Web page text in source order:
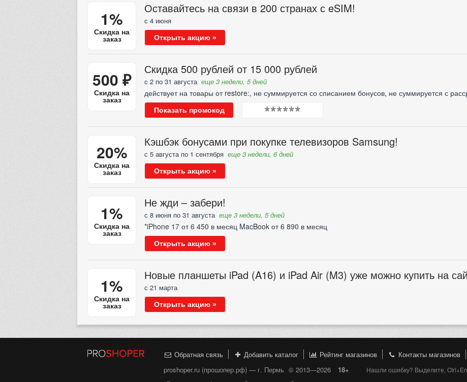
1%
Скидка на
заказ
Оставайтесь на связи в 200 странах с eSIM!
с 4 июня
Открыть акцию »
500 ₽
Скидка на
заказ
Скидка 500 рублей от 15 000 рублей
с 2 по 31 августа еще 3 недели, 5 дней
действует на товары от restore:, не суммируется со списанием бонусов, не суммируется с
Показать промокод
******
20%
Скидка на
заказ
Кэшбэк бонусами при покупке телевизоров Samsung!
с 5 августа по 1 сентября еще 3 недели, 6 дней
Открыть акцию »
1%
Скидка на
заказ
Не жди – забери!
с 8 июня по 31 августа еще 3 недели, 5 дней
*iPhone 17 от 6 450 в месяц MacBook от 6 890 в месяц
Открыть акцию »
1%
Скидка на
заказ
Новые планшеты iPad (A16) и iPad Air (M3) уже можно купить на
с 21 марта
Открыть акцию »
Обратная связь Добавить каталог Рейтинг магазинов Контакты магазинов
proshoper.ru (прошопер.рф) — г. Пермь © 2013—2026 18+ Нашли ошибку? Выделите,